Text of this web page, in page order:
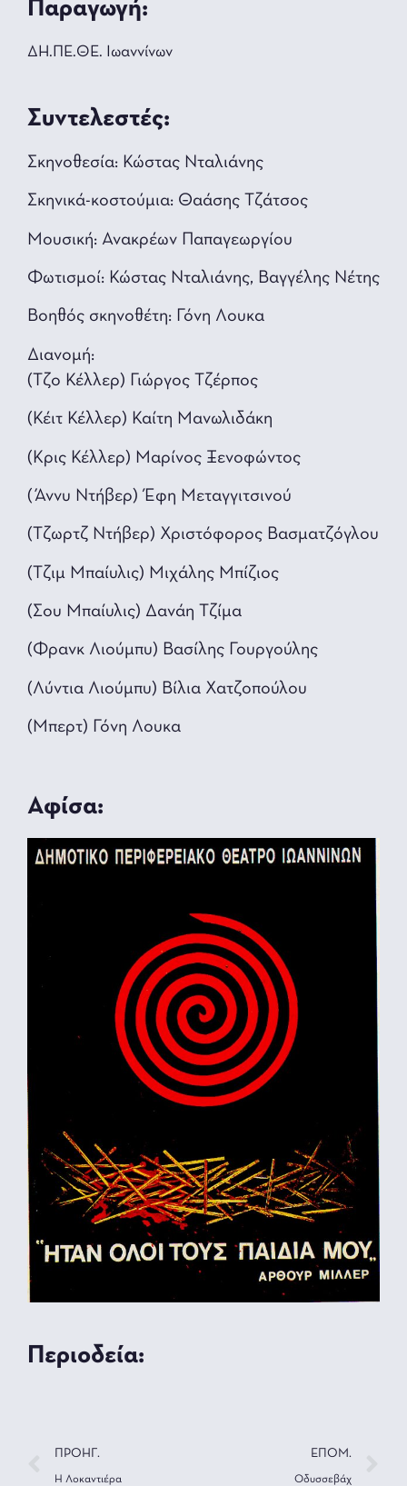
Παραγωγή:
ΔΗ.ΠΕ.ΘΕ. Ιωαννίνων
Συντελεστές:
Σκηνοθεσία: Κώστας Νταλιάνης
Σκηνικά-κοστούμια: Θαάσης Τζάτσος
Μουσική: Ανακρέων Παπαγεωργίου
Φωτισμοί: Κώστας Νταλιάνης, Βαγγέλης Νέτης
Βοηθός σκηνοθέτη: Γόνη Λουκα
Διανομή:
(Τζο Κέλλερ) Γιώργος Τζέρπος
(Κέιτ Κέλλερ) Καίτη Μανωλιδάκη
(Κρις Κέλλερ) Μαρίνος Ξενοφώντος
(Άννυ Ντήβερ) Έφη Μεταγγιτσινού
(Τζωρτζ Ντήβερ) Χριστόφορος Βασματζόγλου
(Τζιμ Μπαίυλις) Μιχάλης Μπίζιος
(Σου Μπαίυλις) Δανάη Τζίμα
(Φρανκ Λιούμπυ) Βασίλης Γουργούλης
(Λύντια Λιούμπυ) Βίλια Χατζοπούλου
(Μπερτ) Γόνη Λουκα
Αφίσα:
Περιοδεία:
ΠΡΟΗΓ.
Η Λοκαντιέρα
ΕΠΟΜ.
Οδυσσεβάχ